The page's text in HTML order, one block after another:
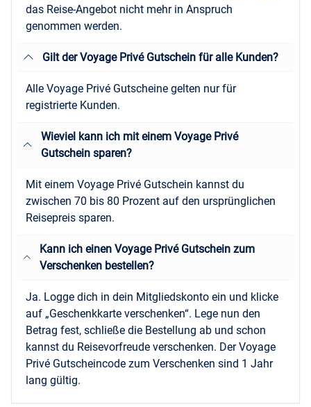
das Reise-Angebot nicht mehr in Anspruch
genommen werden.
Gilt der Voyage Privé Gutschein für alle Kunden?
Alle Voyage Privé Gutscheine gelten nur für
registrierte Kunden.
Wieviel kann ich mit einem Voyage Privé
Gutschein sparen?
Mit einem Voyage Privé Gutschein kannst du
zwischen 70 bis 80 Prozent auf den ursprünglichen
Reisepreis sparen.
Kann ich einen Voyage Privé Gutschein zum
Verschenken bestellen?
Ja. Logge dich in dein Mitgliedskonto ein und klicke
auf „Geschenkkarte verschenken“. Lege nun den
Betrag fest, schließe die Bestellung ab und schon
kannst du Reisevorfreude verschenken. Der Voyage
Privé Gutscheincode zum Verschenken sind 1 Jahr
lang gültig.